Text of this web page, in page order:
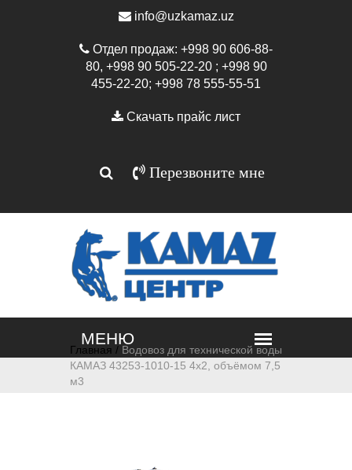
info@uzkamaz.uz
Отдел продаж: +998 90 606-88-
80, +998 90 505-22-20 ; +998 90
455-22-20; +998 78 555-55-51
Скачать прайс лист
Перезвоните мне
Главная / Водовоз для технической воды
КАМАЗ 43253-1010-15 4х2, объёмом 7,5
м3